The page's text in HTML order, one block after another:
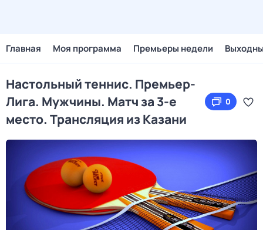
Главная Моя программа Премьеры недели
Настольный теннис. Премьер-
Лига. Мужчины. Матч за 3-е
место. Трансляция из Казани
0